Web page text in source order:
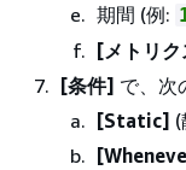
期間 (例:
[メトリ
[条件] で、次
[Static]